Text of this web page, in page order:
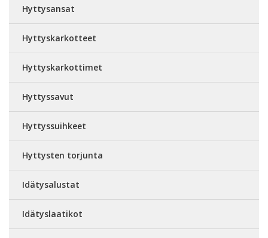
Hyttysansat
Hyttyskarkotteet
Hyttyskarkottimet
Hyttyssavut
Hyttyssuihkeet
Hyttysten torjunta
Idätysalustat
Idätyslaatikot